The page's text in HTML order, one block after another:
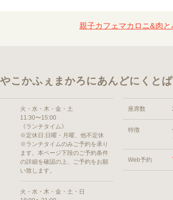
親子カフェマカロニ&肉
こかふぇまかろにあんどにくとぱ
火・水・木・金・土
11:30〜15:00
《ランチタイム》
※定休日:日曜・月曜、他不定休
※ランチタイムのみご予約を承り
ます。本ページ下段のご予約条件
の詳細を確認の上、ご予約をお願
い致します。
火・水・木・金・土・日
座席数
特徴
Web予約